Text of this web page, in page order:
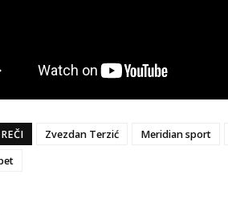
Zvezdan Terzić Meridian sport